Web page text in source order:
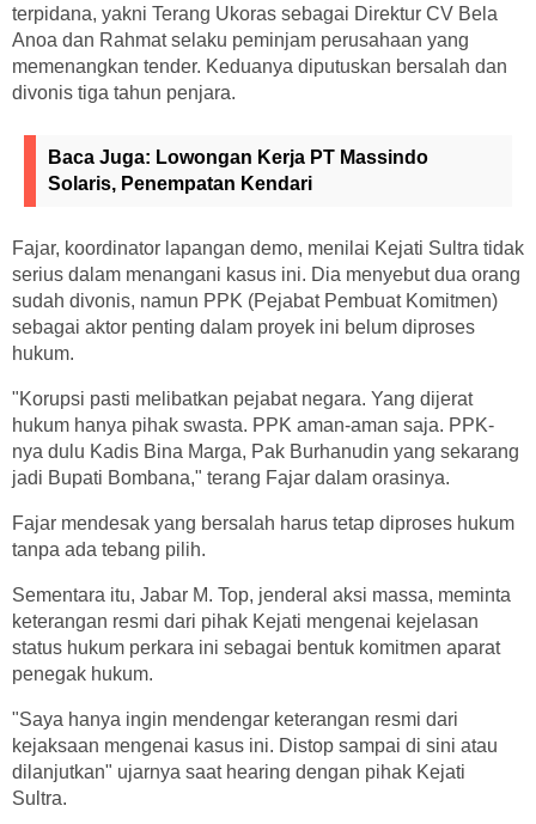
terpidana, yakni Terang Ukoras sebagai Direktur CV Bela
Anoa dan Rahmat selaku peminjam perusahaan yang
memenangkan tender. Keduanya diputuskan bersalah dan
divonis tiga tahun penjara.
Baca Juga: Lowongan Kerja PT Massindo
Solaris, Penempatan Kendari
Fajar, koordinator lapangan demo, menilai Kejati Sultra tidak
serius dalam menangani kasus ini. Dia menyebut dua orang
sudah divonis, namun PPK (Pejabat Pembuat Komitmen)
sebagai aktor penting dalam proyek ini belum diproses
hukum.
"Korupsi pasti melibatkan pejabat negara. Yang dijerat
hukum hanya pihak swasta. PPK aman-aman saja. PPK-
nya dulu Kadis Bina Marga, Pak Burhanudin yang sekarang
jadi Bupati Bombana," terang Fajar dalam orasinya.
Fajar mendesak yang bersalah harus tetap diproses hukum
tanpa ada tebang pilih.
Sementara itu, Jabar M. Top, jenderal aksi massa, meminta
keterangan resmi dari pihak Kejati mengenai kejelasan
status hukum perkara ini sebagai bentuk komitmen aparat
penegak hukum.
"Saya hanya ingin mendengar keterangan resmi dari
kejaksaan mengenai kasus ini. Distop sampai di sini atau
dilanjutkan" ujarnya saat hearing dengan pihak Kejati
Sultra.